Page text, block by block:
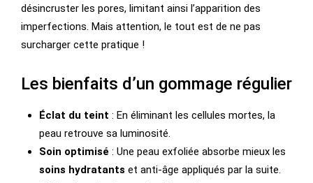
désincruster les pores, limitant ainsi l’apparition des
imperfections. Mais attention, le tout est de ne pas
surcharger cette pratique !
Les bienfaits d’un gommage régulier
Éclat du teint : En éliminant les cellules mortes, la
peau retrouve sa luminosité.
Soin optimisé : Une peau exfoliée absorbe mieux les
soins hydratants et anti-âge appliqués par la suite.